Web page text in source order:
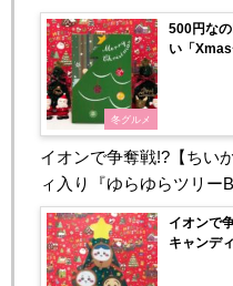
冬グルメ
500円な
い「
イオンで争奪戦!?【ちい
ィ入り『ゆらゆらツリ
イオンで
キャンデ